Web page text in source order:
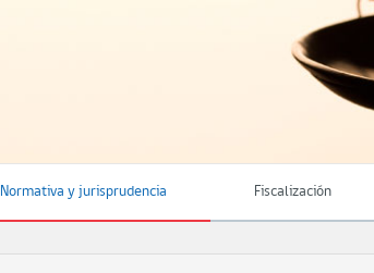
Normativa y jurisprudencia Fiscalización